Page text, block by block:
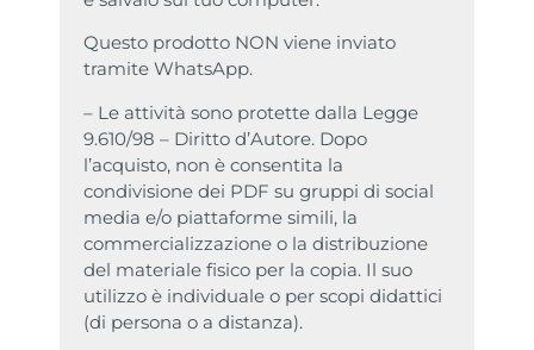
Questo prodotto NON viene inviato
tramite WhatsApp.
– Le attività sono protette dalla Legge
9.610/98 – Diritto d’Autore. Dopo
l’acquisto, non è consentita la
condivisione dei PDF su gruppi di social
media e/o piattaforme simili, la
commercializzazione o la distribuzione
del materiale fisico per la copia. Il suo
utilizzo è individuale o per scopi didattici
(di persona o a distanza).